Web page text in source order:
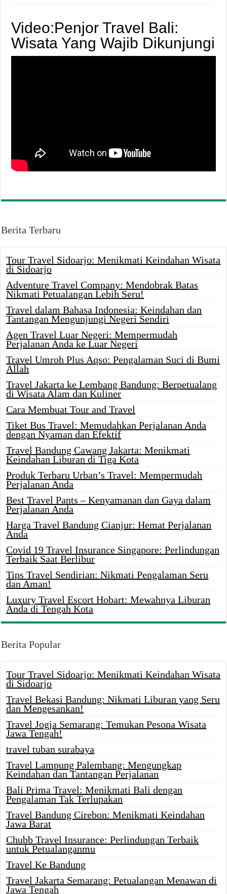
Video:Penjor Travel Bali:
Wisata Yang Wajib Dikunjungi
Berita Terbaru
Tour Travel Sidoarjo: Menikmati Keindahan Wisata
di Sidoarjo
Adventure Travel Company: Mendobrak Batas
Nikmati Petualangan Lebih Seru!
Travel dalam Bahasa Indonesia: Keindahan dan
Tantangan Mengunjungi Negeri Sendiri
Agen Travel Luar Negeri: Mempermudah
Perjalanan Anda ke Luar Negeri
Travel Umroh Plus Aqso: Pengalaman Suci di Bumi
Allah
Travel Jakarta ke Lembang Bandung: Berpetualang
di Wisata Alam dan Kuliner
Cara Membuat Tour and Travel
Tiket Bus Travel: Memudahkan Perjalanan Anda
dengan Nyaman dan Efektif
Travel Bandung Cawang Jakarta: Menikmati
Keindahan Liburan di Tiga Kota
Produk Terbaru Urban’s Travel: Mempermudah
Perjalanan Anda
Best Travel Pants – Kenyamanan dan Gaya dalam
Perjalanan Anda
Harga Travel Bandung Cianjur: Hemat Perjalanan
Anda
Covid 19 Travel Insurance Singapore: Perlindungan
Terbaik Saat Berlibur
Tips Travel Sendirian: Nikmati Pengalaman Seru
dan Aman!
Luxury Travel Escort Hobart: Mewahnya Liburan
Anda di Tengah Kota
Berita Popular
Tour Travel Sidoarjo: Menikmati Keindahan Wisata
di Sidoarjo
Travel Bekasi Bandung: Nikmati Liburan yang Seru
dan Mengesankan!
Travel Jogja Semarang: Temukan Pesona Wisata
Jawa Tengah!
travel tuban surabaya
Travel Lampung Palembang: Mengungkap
Keindahan dan Tantangan Perjalanan
Bali Prima Travel: Menikmati Bali dengan
Pengalaman Tak Terlupakan
Travel Bandung Cirebon: Menikmati Keindahan
Jawa Barat
Chubb Travel Insurance: Perlindungan Terbaik
untuk Petualanganmu
Travel Ke Bandung
Travel Jakarta Semarang: Petualangan Menawan di
Jawa Tengah